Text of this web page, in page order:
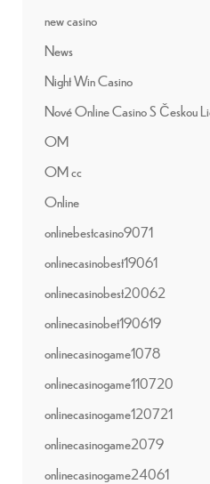
new casino
News
Night Win Casino
Nové Online Casino S Českou
OM
OM cc
Online
onlinebestcasino9071
onlinecasinobest19061
onlinecasinobest20062
onlinecasinobet190619
onlinecasinogame1078
onlinecasinogame110720
onlinecasinogame120721
onlinecasinogame2079
onlinecasinogame24061